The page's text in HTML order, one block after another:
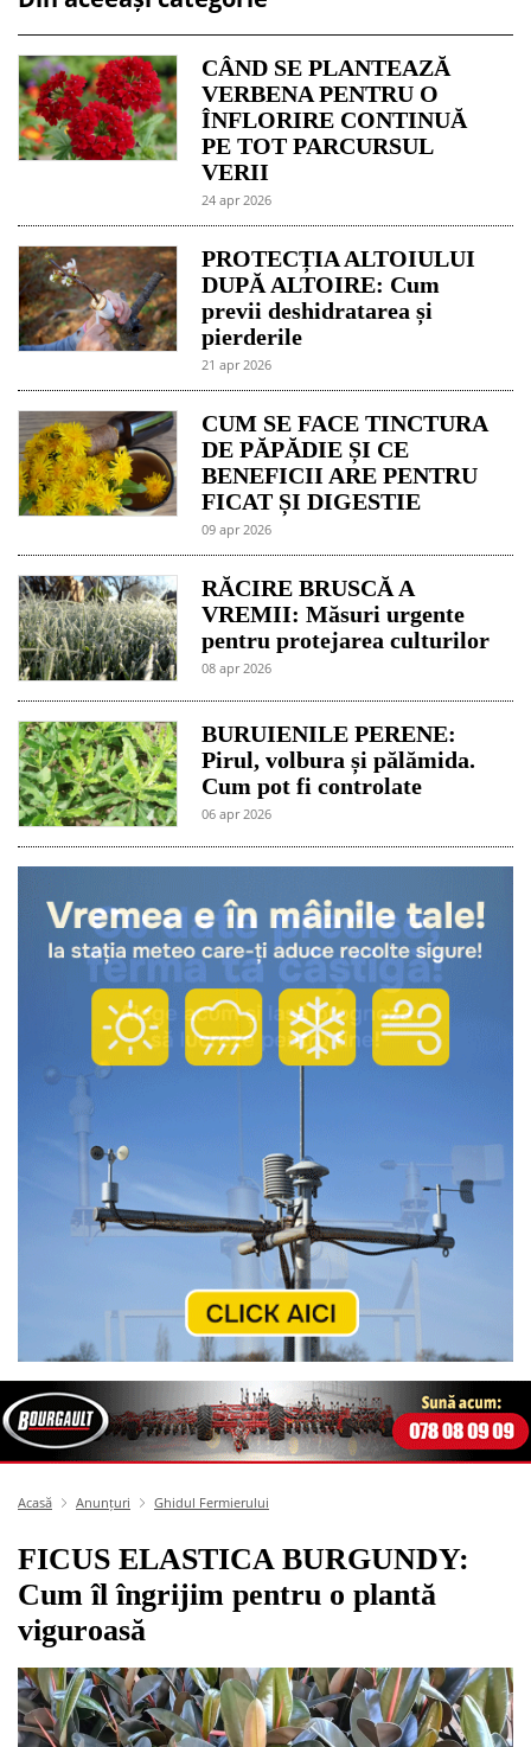
CÂND SE PLANTEAZĂ
VERBENA PENTRU O
ÎNFLORIRE CONTINUĂ
PE TOT PARCURSUL
VERII
24 apr 2026
PROTECȚIA ALTOIULUI
DUPĂ ALTOIRE: Cum
previi deshidratarea și
pierderile
21 apr 2026
CUM SE FACE TINCTURA
DE PĂPĂDIE ȘI CE
BENEFICII ARE PENTRU
FICAT ȘI DIGESTIE
09 apr 2026
RĂCIRE BRUSCĂ A
VREMII: Măsuri urgente
pentru protejarea culturilor
08 apr 2026
BURUIENILE PERENE:
Pirul, volbura și pălămida.
Cum pot fi controlate
06 apr 2026
Acasă Anunțuri Ghidul Fermierului
FICUS ELASTICA BURGUNDY:
Cum îl îngrijim pentru o plantă
viguroasă